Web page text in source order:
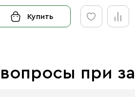
Купить
при